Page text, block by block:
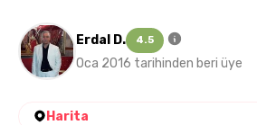
Erdal D. 4.5
Oca 2016 tarihinden beri üye
Harita